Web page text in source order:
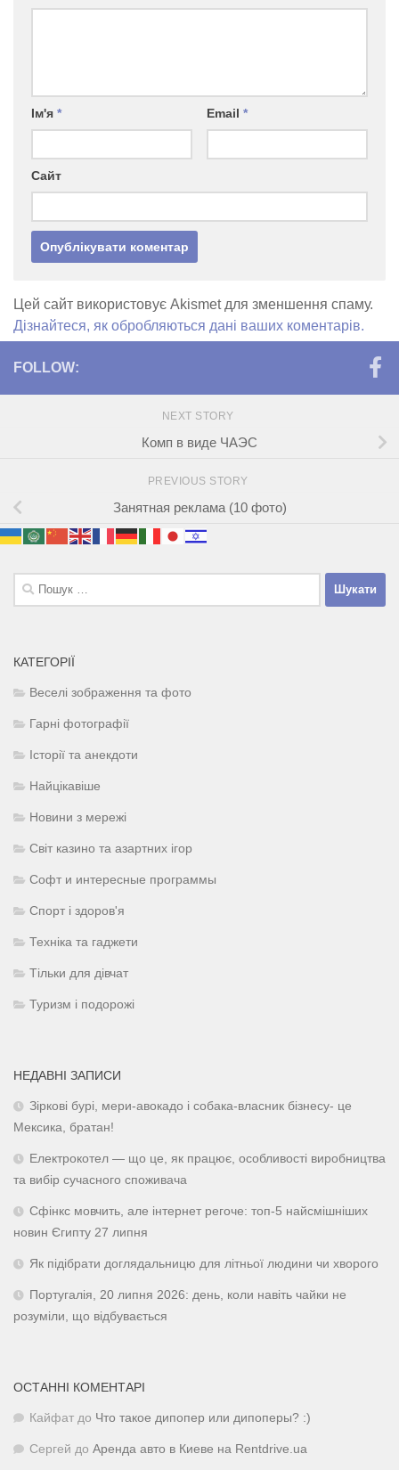
Ім'я * Email *
Сайт
Цей сайт використовує Akismet для зменшення спаму.
Дізнайтеся, як обробляються дані ваших коментарів.
FOLLOW:
NEXT STORY
Комп в виде ЧАЭС
PREVIOUS STORY
Занятная реклама (10 фото)
Пошук:
КАТЕГОРІЇ
Веселі зображення та фото
Гарні фотографії
Історії та анекдоти
Найцікавіше
Новини з мережі
Світ казино та азартних ігор
Софт и интересные программы
Спорт і здоров'я
Техніка та гаджети
Тільки для дівчат
Туризм і подорожі
НЕДАВНІ ЗАПИСИ
Зіркові бурі, мери-авокадо і собака-власник бізнесу- це
Мексика, братан!
Електрокотел — що це, як працює, особливості виробництва
та вибір сучасного споживача
Сфінкс мовчить, але інтернет регоче: топ-5 найсмішніших
новин Єгипту 27 липня
Як підібрати доглядальницю для літньої людини чи хворого
Португалія, 20 липня 2026: день, коли навіть чайки не
розуміли, що відбувається
ОСТАННІ КОМЕНТАРІ
Кайфат до Что такое дипопер или дипоперы? :)
Сергей до Аренда авто в Киеве на Rentdrive.ua